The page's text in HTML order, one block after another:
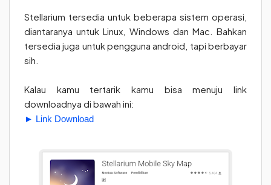
Stellarium tersedia untuk beberapa sistem operasi,
diantaranya untuk Linux, Windows dan Mac. Bahkan
tersedia juga untuk pengguna android, tapi berbayar
sih.
Kalau kamu tertarik kamu bisa menuju link
downloadnya di bawah ini:
► Link Download